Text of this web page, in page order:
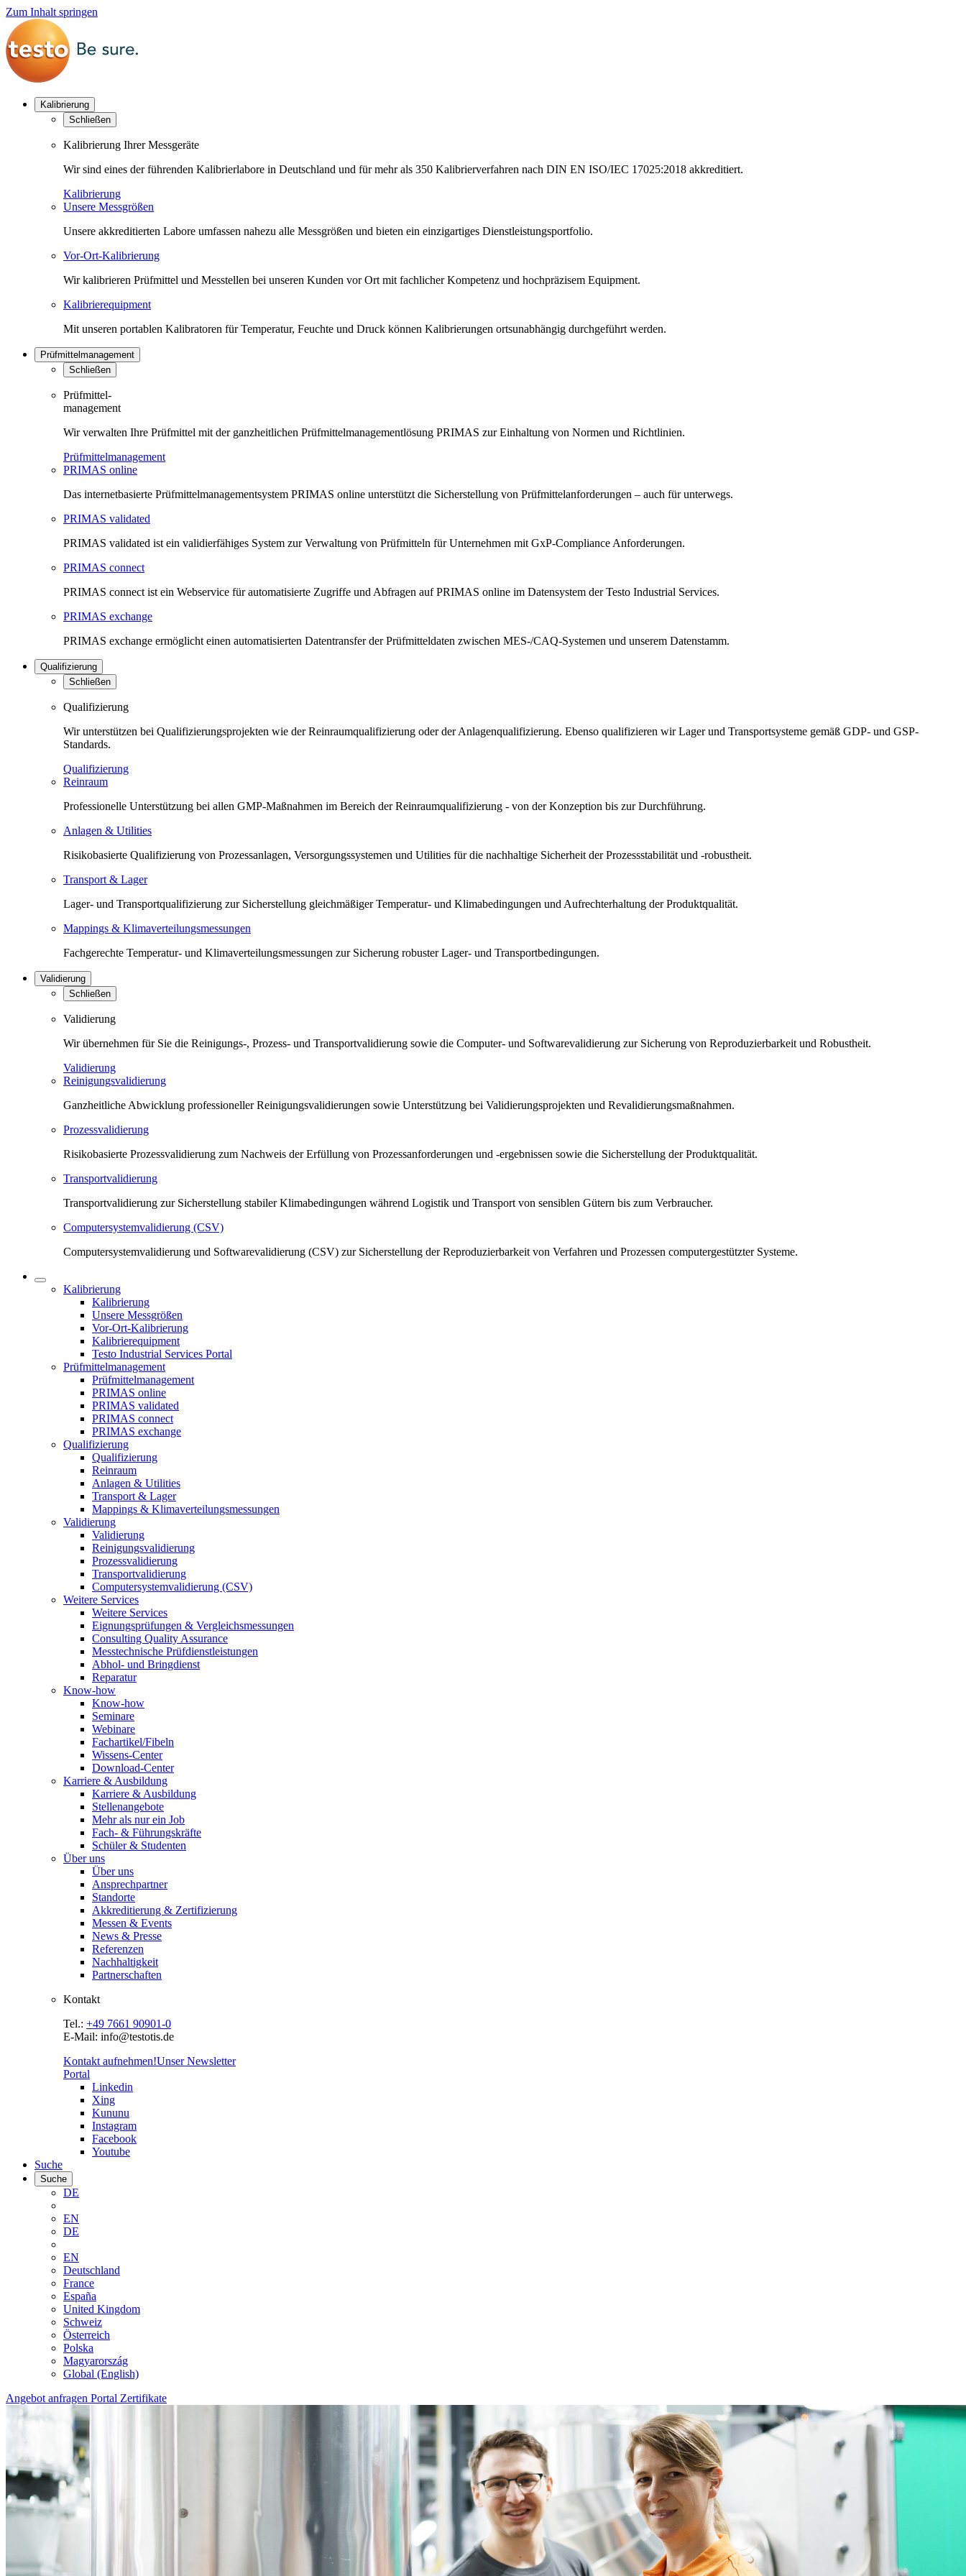
Zum Inhalt springen
Kalibrierung
Schließen
Kalibrierung Ihrer Messgeräte
Wir sind eines der führenden Kalibrierlabore in Deutschland und für mehr als 350 Kalibrierverfahren nach DIN EN ISO/IEC 17025:2018 akkreditiert.
Kalibrierung
Unsere Messgrößen
Unsere akkreditierten Labore umfassen nahezu alle Messgrößen und bieten ein einzigartiges Dienstleistungsportfolio.
Vor-Ort-Kalibrierung
Wir kalibrieren Prüfmittel und Messtellen bei unseren Kunden vor Ort mit fachlicher Kompetenz und hochpräzisem Equipment.
Kalibrierequipment
Mit unseren portablen Kalibratoren für Temperatur, Feuchte und Druck können Kalibrierungen ortsunabhängig durchgeführt werden.
Prüfmittelmanagement
Schließen
Prüfmittel-
management
Wir verwalten Ihre Prüfmittel mit der ganzheitlichen Prüfmittelmanagementlösung PRIMAS zur Einhaltung von Normen und Richtlinien.
Prüfmittelmanagement
PRIMAS online
Das internetbasierte Prüfmittelmanagementsystem PRIMAS online unterstützt die Sicherstellung von Prüfmittelanforderungen – auch für unterwegs.
PRIMAS validated
PRIMAS validated ist ein validierfähiges System zur Verwaltung von Prüfmitteln für Unternehmen mit GxP-Compliance Anforderungen.
PRIMAS connect
PRIMAS connect ist ein Webservice für automatisierte Zugriffe und Abfragen auf PRIMAS online im Datensystem der Testo Industrial Services.
PRIMAS exchange
PRIMAS exchange ermöglicht einen automatisierten Datentransfer der Prüfmitteldaten zwischen MES-/CAQ-Systemen und unserem Datenstamm.
Qualifizierung
Schließen
Qualifizierung
Wir unterstützen bei Qualifizierungsprojekten wie der Reinraumqualifizierung oder der Anlagenqualifizierung. Ebenso qualifizieren wir Lager und Transportsysteme gemäß GDP- und GSP-
Standards.
Qualifizierung
Reinraum
Professionelle Unterstützung bei allen GMP-Maßnahmen im Bereich der Reinraumqualifizierung - von der Konzeption bis zur Durchführung.
Anlagen & Utilities
Risikobasierte Qualifizierung von Prozessanlagen, Versorgungssystemen und Utilities für die nachhaltige Sicherheit der Prozessstabilität und -robustheit.
Transport & Lager
Lager- und Transportqualifizierung zur Sicherstellung gleichmäßiger Temperatur- und Klimabedingungen und Aufrechterhaltung der Produktqualität.
Mappings & Klimaverteilungsmessungen
Fachgerechte Temperatur- und Klimaverteilungsmessungen zur Sicherung robuster Lager- und Transportbedingungen.
Validierung
Schließen
Validierung
Wir übernehmen für Sie die Reinigungs-, Prozess- und Transportvalidierung sowie die Computer- und Softwarevalidierung zur Sicherung von Reproduzierbarkeit und Robustheit.
Validierung
Reinigungsvalidierung
Ganzheitliche Abwicklung professioneller Reinigungsvalidierungen sowie Unterstützung bei Validierungsprojekten und Revalidierungsmaßnahmen.
Prozessvalidierung
Risikobasierte Prozessvalidierung zum Nachweis der Erfüllung von Prozessanforderungen und -ergebnissen sowie die Sicherstellung der Produktqualität.
Transportvalidierung
Transportvalidierung zur Sicherstellung stabiler Klimabedingungen während Logistik und Transport von sensiblen Gütern bis zum Verbraucher.
Computersystemvalidierung (CSV)
Computersystemvalidierung und Softwarevalidierung (CSV) zur Sicherstellung der Reproduzierbarkeit von Verfahren und Prozessen computergestützter Systeme.
Kalibrierung
Kalibrierung
Unsere Messgrößen
Vor-Ort-Kalibrierung
Kalibrierequipment
Testo Industrial Services Portal
Prüfmittelmanagement
Prüfmittelmanagement
PRIMAS online
PRIMAS validated
PRIMAS connect
PRIMAS exchange
Qualifizierung
Qualifizierung
Reinraum
Anlagen & Utilities
Transport & Lager
Mappings & Klimaverteilungsmessungen
Validierung
Validierung
Reinigungsvalidierung
Prozessvalidierung
Transportvalidierung
Computersystemvalidierung (CSV)
Weitere Services
Weitere Services
Eignungsprüfungen & Vergleichsmessungen
Consulting Quality Assurance
Messtechnische Prüfdienstleistungen
Abhol- und Bringdienst
Reparatur
Know-how
Know-how
Seminare
Webinare
Fachartikel/Fibeln
Wissens-Center
Download-Center
Karriere & Ausbildung
Karriere & Ausbildung
Stellenangebote
Mehr als nur ein Job
Fach- & Führungskräfte
Schüler & Studenten
Über uns
Über uns
Ansprechpartner
Standorte
Akkreditierung & Zertifizierung
Messen & Events
News & Presse
Referenzen
Nachhaltigkeit
Partnerschaften
Kontakt
Tel.: +49 7661 90901-0
E-Mail: info@testotis.de
Kontakt aufnehmen!Unser Newsletter
Portal
Linkedin
Xing
Kununu
Instagram
Facebook
Youtube
Suche
Suche
DE
EN
DE
EN
Deutschland
France
España
United Kingdom
Schweiz
Österreich
Polska
Magyarország
Global (English)
Angebot anfragen Portal Zertifikate